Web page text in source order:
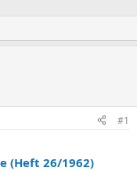
#1
(Heft 26/1962)